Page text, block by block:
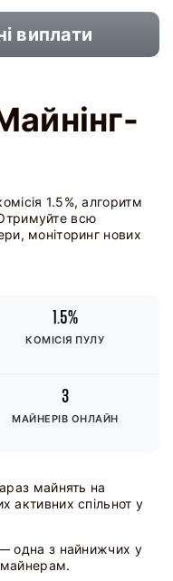
виплати
1.5%, алгоритм
всю
моніторинг нових
1.5%
КОМІСІЯ ПУЛУ
3
МАЙНЕРІВ ОНЛАЙН
майнять на
активних спільнот у
одна з найнижчих у
майнерам.